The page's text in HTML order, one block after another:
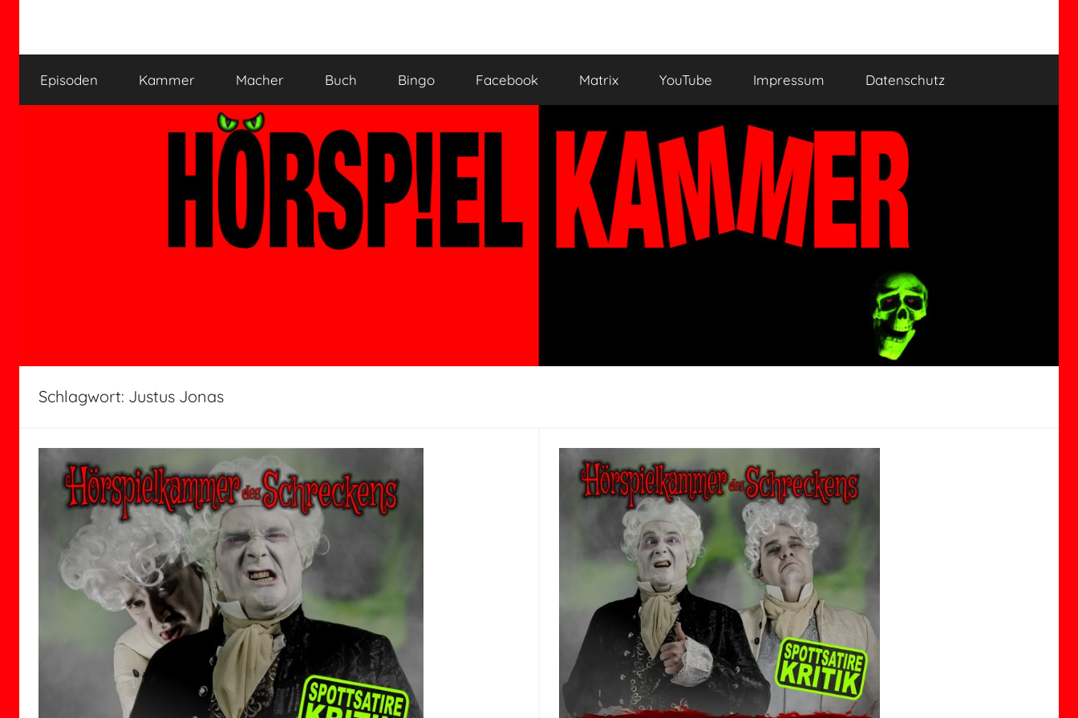
springen
HÖRSPIELKAMMER
verjährt
nicht!
Episoden Kammer Macher Buch Bingo Facebook Matrix YouTube Impressum Datenschutz
Schlagwort: Justus Jonas